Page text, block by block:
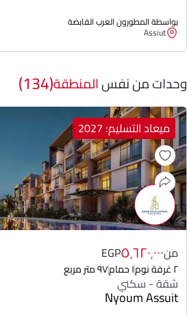
بواسطة المطورون العرب القابضة
Assiut
وحدات من نفسالمنطقة(134)
ميعاد التسليم: 2027
من٥٬٦٢٠٬٠٠٠EGP
٢ غرفة نوم ١ حمام ٩٧ متر مربع
شقة - سكني
Nyoum Assuit